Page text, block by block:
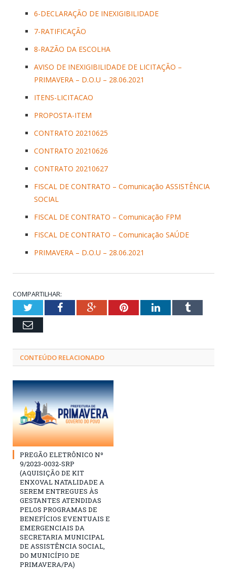
6-DECLARAÇÃO DE INEXIGIBILIDADE
7-RATIFICAÇÃO
8-RAZÃO DA ESCOLHA
AVISO DE INEXIGIBILIDADE DE LICITAÇÃO –
PRIMAVERA – D.O.U – 28.06.2021
ITENS-LICITACAO
PROPOSTA-ITEM
CONTRATO 20210625
CONTRATO 20210626
CONTRATO 20210627
FISCAL DE CONTRATO – Comunicação ASSISTÊNCIA
SOCIAL
FISCAL DE CONTRATO – Comunicação FPM
FISCAL DE CONTRATO – Comunicação SAÚDE
PRIMAVERA – D.O.U – 28.06.2021
COMPARTILHAR:
TwitterFacebookGoogle+PinterestLinkedInTumblr
Email
CONTEÚDO RELACIONADO
PREGÃO ELETRÔNICO Nº
9/2023-0032-SRP
(AQUISIÇÃO DE KIT
ENXOVAL NATALIDADE A
SEREM ENTREGUES ÀS
GESTANTES ATENDIDAS
PELOS PROGRAMAS DE
BENEFÍCIOS EVENTUAIS E
EMERGENCIAIS DA
SECRETARIA MUNICIPAL
DE ASSISTÊNCIA SOCIAL,
DO MUNICÍPIO DE
PRIMAVERA/PA)